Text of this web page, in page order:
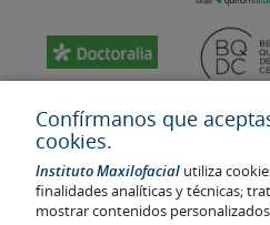
Confírmanos que
cookies.
Instituto Maxilofacial utiliza
finalidades analíticas y técnicas;
mostrar contenidos